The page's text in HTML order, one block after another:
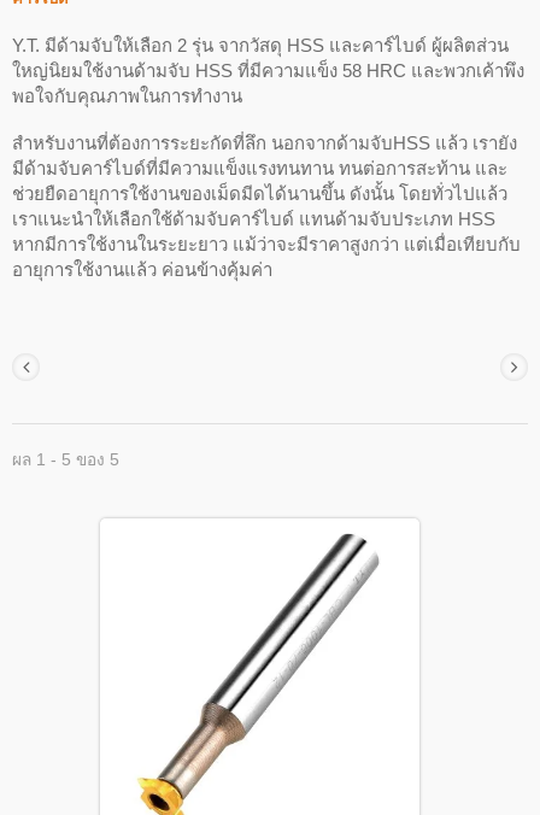
Y.T. มีด้ามจับให้เลือก 2 รุ่น จากวัสดุ HSS และคาร์ไบด์ ผู้ผลิตส่วน
ใหญ่นิยมใช้งานด้ามจับ HSS ที่มีความแข็ง 58 HRC และพวกเค้าพึง
พอใจกับคุณภาพในการทำงาน
สำหรับงานที่ต้องการระยะกัดที่ลึก นอกจากด้ามจับHSS แล้ว เรายัง
มีด้ามจับคาร์ไบด์ที่มีความแข็งแรงทนทาน ทนต่อการสะท้าน และ
ช่วยยืดอายุการใช้งานของเม็ดมีดได้นานขึ้น ดังนั้น โดยทั่วไปแล้ว
เราแนะนำให้เลือกใช้ด้ามจับคาร์ไบด์ แทนด้ามจับประเภท HSS
หากมีการใช้งานในระยะยาว แม้ว่าจะมีราคาสูงกว่า แต่เมื่อเทียบกับ
อายุการใช้งานแล้ว ค่อนข้างคุ้มค่า
ผล 1 - 5 ของ 5